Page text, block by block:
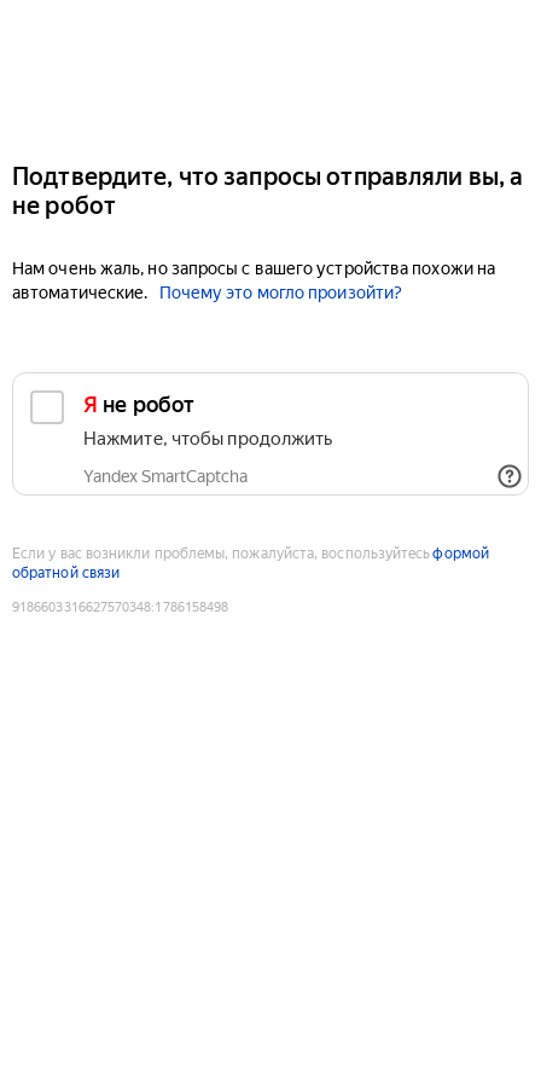
Подтвердите, что запросы отправляли вы, а
не робот
Нам очень жаль, но запросы с вашего устройства похожи на
автоматические.
Почему это могло произойти?
Я не робот
Нажмите, чтобы продолжить
Yandex SmartCaptcha
Если у вас возникли проблемы, пожалуйста, воспользуйтесьформой
обратной связи
9186603316627570348:1786158498